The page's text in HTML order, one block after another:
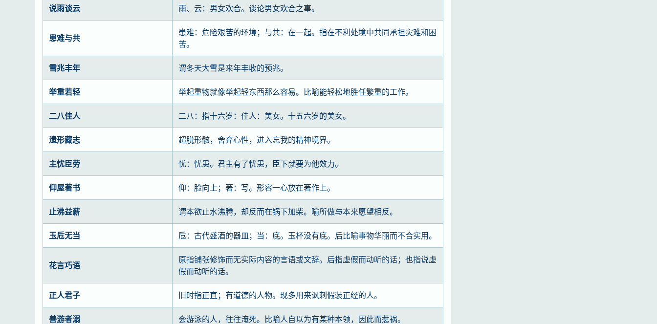
说雨谈云 雨、云：男女欢合。谈论男女欢合之事。
患难与共
患难：危险艰苦的环境；与共：在一起。指在不利处境中共同承担灾难和困
苦。
雪兆丰年 谓冬天大雪是来年丰收的预兆。
举重若轻 举起重物就像举起轻东西那么容易。比喻能轻松地胜任繁重的工作。
二八佳人 二八：指十六岁：佳人：美女。十五六岁的美女。
遗形藏志 超脱形骸，舍弃心性，进入忘我的精神境界。
主忧臣劳 忧：忧患。君主有了忧患，臣下就要为他效力。
仰屋著书 仰：脸向上；著：写。形容一心放在著作上。
止沸益薪 谓本欲止水沸腾，却反而在锅下加柴。喻所做与本来愿望相反。
玉卮无当 卮：古代盛酒的器皿；当：底。玉杯没有底。后比喻事物华丽而不合实用。
花言巧语
原指铺张修饰而无实际内容的言语或文辞。后指虚假而动听的话；也指说虚
假而动听的话。
正人君子 旧时指正直；有道德的人物。现多用来讽刺假装正经的人。
善游者溺 会游泳的人，往往淹死。比喻人自以为有某种本领，因此而惹祸。